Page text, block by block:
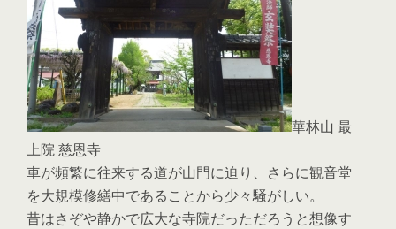
華林山 最
上院 慈恩寺
車が頻繁に往来する道が山門に迫り、さらに観音堂
を大規模修繕中であることから少々騒がしい。
昔はさぞや静かで広大な寺院だっただろうと想像す